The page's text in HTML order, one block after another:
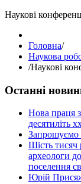
Наукові
Головна/
Наукова
/Наукові
Останні
Нова праця
десятиліть
Запрошуємо
Шість тисяч
археологи
поселення
Юрій